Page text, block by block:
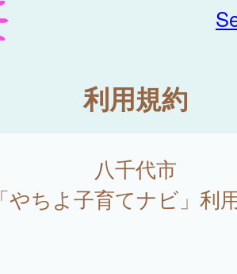
利用規約
八千代市
「やちよ子育てナビ」利